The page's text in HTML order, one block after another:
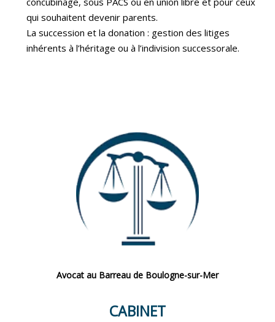
qui souhaitent devenir parents.
La succession et la donation : gestion des litiges
inhérents à l’héritage ou à l’indivision successorale.
Avocat au Barreau de Boulogne-sur-Mer
CABINET